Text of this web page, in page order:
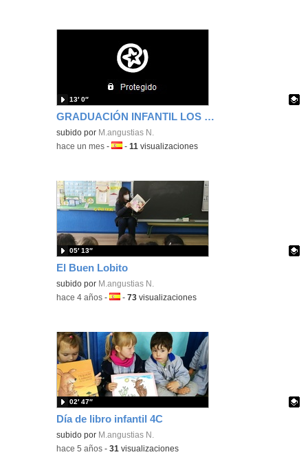
GRADUACIÓN INFANTIL LOS PERROS
Contenido educativo.
subido por M.angustias N.
13′ 0″
-hace un mes -Idioma:
-11 visualizaciones
El Buen Lobito
Contenido educativo.
subido por M.angustias N.
05′ 13″
-hace 4 años -Idioma:
-73 visualizaciones
Día de libro infantil 4C
Contenido educativo.
subido por M.angustias N.
02′ 47″
-hace 5 años -31 visualizaciones